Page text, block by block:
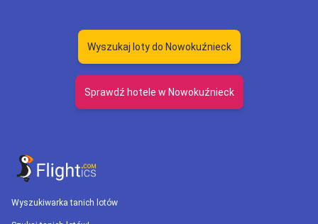
Wyszukaj loty do Nowokuźnieck
Sprawdź hotele w Nowokuźnieck
Wyszukiwarka tanich lotów